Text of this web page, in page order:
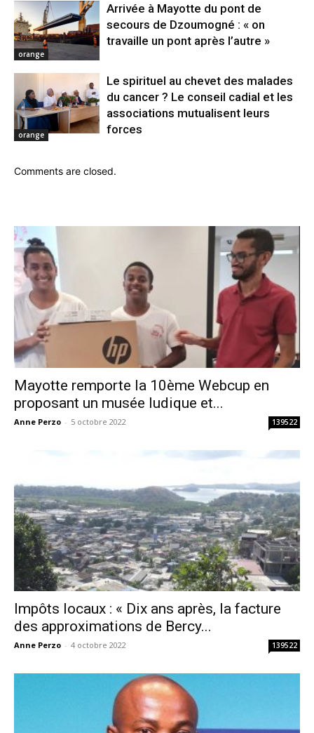
orange
Arrivée à Mayotte du pont de
secours de Dzoumogné : « on
travaille un pont après l’autre »
orange
Le spirituel au chevet des malades
du cancer ? Le conseil cadial et les
associations mutualisent leurs
forces
Comments are closed.
Mayotte remporte la 10ème Webcup en
proposant un musée ludique et...
Anne Perzo - 5 octobre 2022 139522
Impôts locaux : « Dix ans après, la facture
des approximations de Bercy...
Anne Perzo - 4 octobre 2022 139522